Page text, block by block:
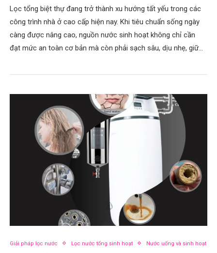
Lọc tổng biệt thự đang trở thành xu hướng tất yếu trong các
công trình nhà ở cao cấp hiện nay. Khi tiêu chuẩn sống ngày
càng được nâng cao, nguồn nước sinh hoạt không chỉ cần
đạt mức an toàn cơ bản mà còn phải sạch sâu, dịu nhẹ, giữ…
Giải pháp lọc nước Lọc nước tổng sinh hoạt Nước uống và sinh hoạt